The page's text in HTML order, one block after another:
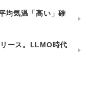
均気温「高い」確
ース。LLMO時代